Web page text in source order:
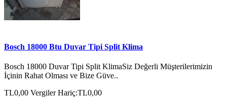
Bosch 18000 Btu Duvar Tipi Split Klima
Bosch 18000 Duvar Tipi Split KlimaSiz Değerli Müşterilerimizin
İçinin Rahat Olması ve Bize Güve..
TL0,00 Vergiler Hariç:TL0,00